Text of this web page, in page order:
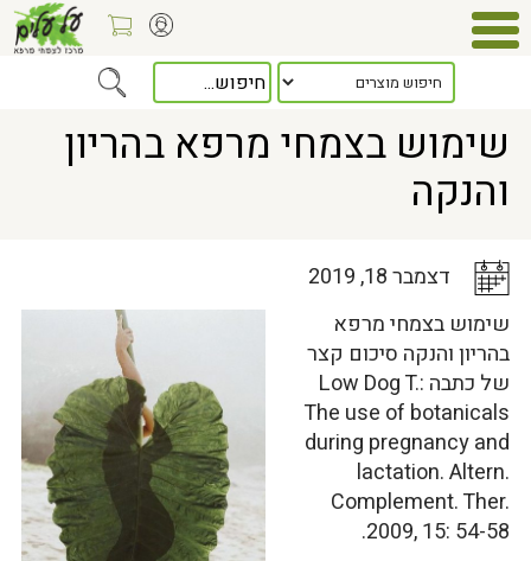
כלל המאמרים> שימוש בצמחי מרפא בהריון והנקה
שימוש בצמחי מרפא בהריון
והנקה
דצמבר 18, 2019
שימוש בצמחי מרפא
בהריון והנקה סיכום קצר
של כתבה :Low Dog T.
The use of botanicals
during pregnancy and
lactation. Altern.
Complement. Ther.
2009, 15: 54-58.